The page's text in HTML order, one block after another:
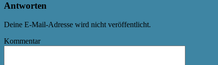
Antworten
Deine E-Mail-Adresse wird nicht veröffentlicht.
Kommentar